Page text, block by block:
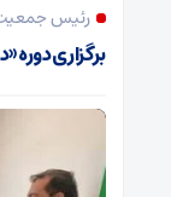
رئیس جمعیت
برگزاری دوره